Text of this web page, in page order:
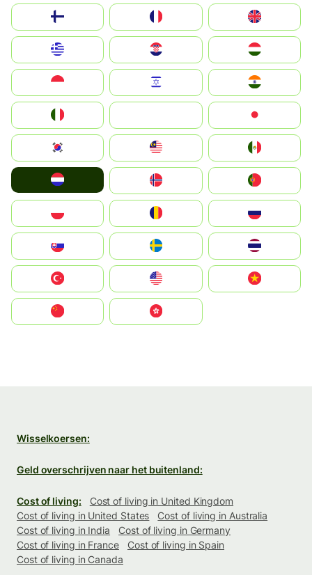
United Kingdom
Magyarország
South Korea
United States
中國香港特別行政區
Wisselkoersen:
Geld overschrijven naar het buitenland:
Cost of living:
Cost of living in United Kingdom
Cost of living in United States
Cost of living in Australia
Cost of living in India
Cost of living in Germany
Cost of living in France
Cost of living in Spain
Cost of living in Canada